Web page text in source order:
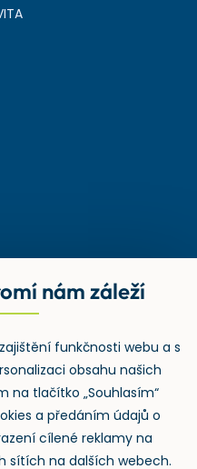
nám záleží
funkčnosti webu a s
obsahu našich
na tlačítko „Souhlasím“
a předáním údajů o
cílené reklamy na
sítích na dalších webech.